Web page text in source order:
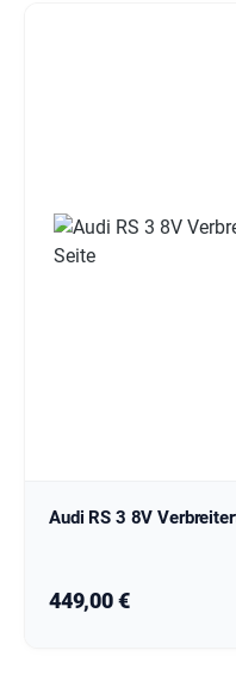
Audi RS 3 8V
Regulärer Preis:
449,00 €